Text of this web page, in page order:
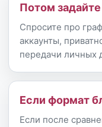
Потом
Спросите про
аккаунты,
передачи личных
Если формат
Если после